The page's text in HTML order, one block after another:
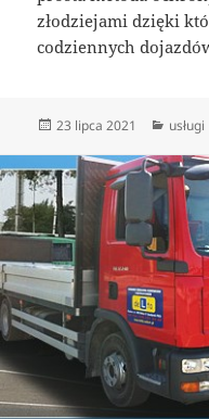
złodziejami dzięki
codziennych
Data
23 lipca 2021 usługi